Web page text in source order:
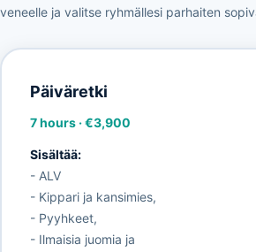
veneelle ja valitse ryhmällesi parhaiten
Päiväretki
7 hours·€3,900
Sisältää:
- ALV
- Kippari ja kansimies,
- Pyyhkeet,
- Ilmaisia juomia ja